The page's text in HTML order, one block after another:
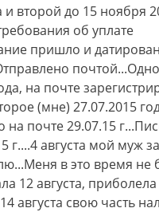
и второй до 15 ноября
об уплате
пришло и
на почте
(мне) 27.07.2015
на почте 29.07.15
г....4 августа мой муж
в это время не
12 августа,
августа свою часть